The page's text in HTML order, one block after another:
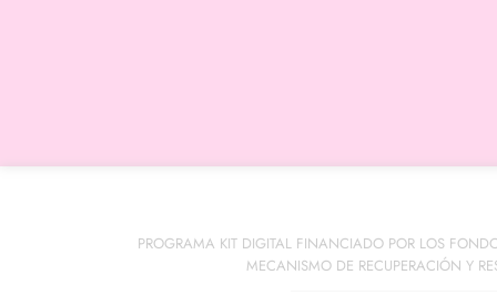
PROGRAMA KIT DIGITAL FINANCIADO POR LOS
MECANISMO DE RECUPERACIÓN Y